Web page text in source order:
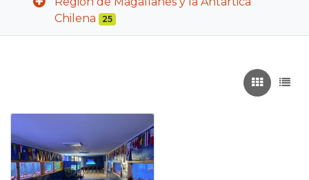
Chilena
25
Recuadros